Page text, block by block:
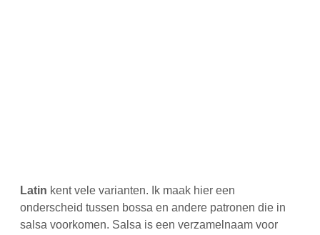
Latin kent vele varianten. Ik maak hier een
onderscheid tussen bossa en andere patronen die in
salsa voorkomen. Salsa is een verzamelnaam voor